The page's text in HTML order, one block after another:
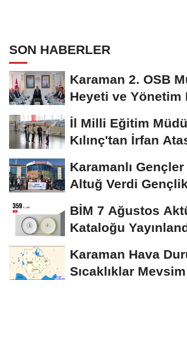
SON HABERLER
Karaman 2. OSB
Heyeti ve Yönetim
Toplantısı
İl Milli Eğitim
Kılınç'tan İrfan
Karamanlı
Altuğ Verdi
Uğurlandı
BİM 7 Ağustos
Kataloğu
Karaman Hava
Sıcaklıklar Mevsim